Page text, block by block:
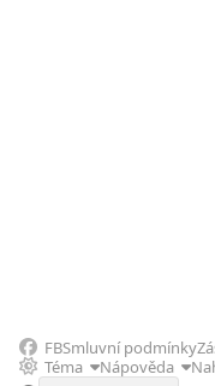
FBSmluvní podmínky
Téma
Nápověda